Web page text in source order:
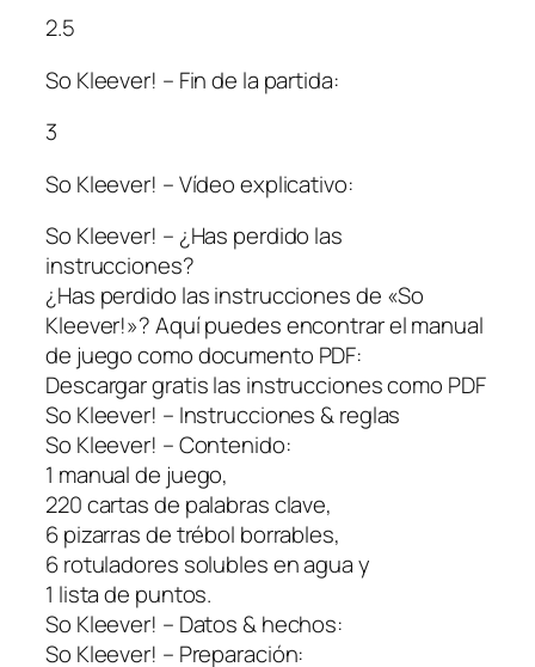
2.5
So Kleever! – Fin de la partida:
3
So Kleever! – Vídeo explicativo:
So Kleever! – ¿Has perdido las
instrucciones?
¿Has perdido las instrucciones de «So
Kleever!»? Aquí puedes encontrar el manual
de juego como documento PDF:
Descargar gratis las instrucciones como PDF
So Kleever! – Instrucciones & reglas
So Kleever! – Contenido:
1 manual de juego,
220 cartas de palabras clave,
6 pizarras de trébol borrables,
6 rotuladores solubles en agua y
1 lista de puntos.
So Kleever! – Datos & hechos:
So Kleever! – Preparación: